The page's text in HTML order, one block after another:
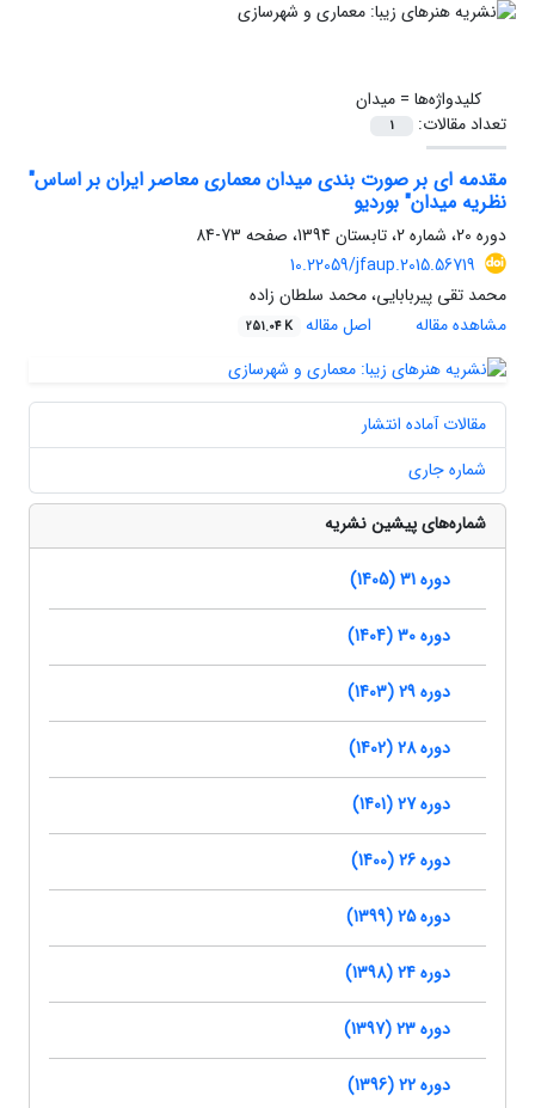
کلیدواژه‌ها =میدان
تعداد مقالات:
1
مقدمه ای بر صورت بندی میدان معماری معاصر ایران بر اساس"
نظریه میدان" بوردیو
دوره 20، شماره 2، تابستان 1394، صفحه
73-84
10.22059/jfaup.2015.56719
محمد تقی پیربابایی، محمد سلطان زاده
مشاهده مقاله
اصل مقاله 251.04 K
مقالات آماده انتشار
شماره جاری
شماره‌های پیشین نشریه
دوره 31 (1405)
دوره 30 (1404)
دوره 29 (1403)
دوره 28 (1402)
دوره 27 (1401)
دوره 26 (1400)
دوره 25 (1399)
دوره 24 (1398)
دوره 23 (1397)
دوره 22 (1396)